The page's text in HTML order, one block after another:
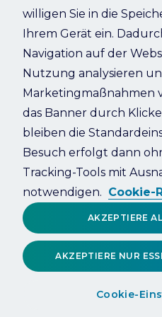
willigen Sie in die
Ihrem Gerät ein.
Navigation auf der
Nutzung analysieren
Marketingmaßnahmen
das Banner durch
bleiben die
Besuch erfolgt dann
Tracking-Tools mit
notwendigen. Cookie-
Cookie-
AKZEPTIERE NUR
AKZEPTIERE